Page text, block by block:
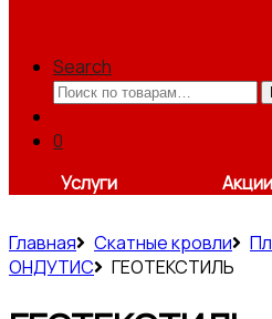
Search
Искать:
0
Услуги
Акции
Главная Скатные кровли
ОНДУТИС
ГЕОТЕКСТИЛЬ